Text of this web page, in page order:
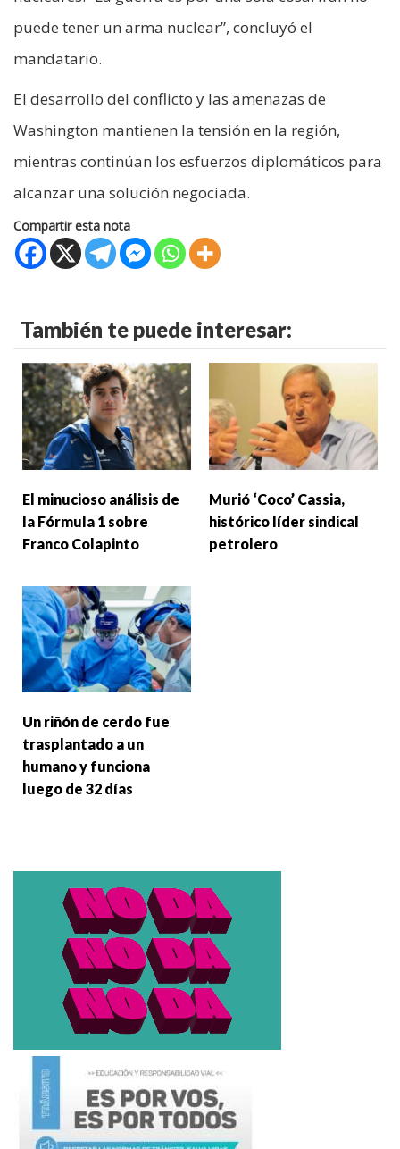
puede tener un arma nuclear”, concluyó el
mandatario.
El desarrollo del conflicto y las amenazas de
Washington mantienen la tensión en la región,
mientras continúan los esfuerzos diplomáticos para
alcanzar una solución negociada.
Compartir esta nota
También te puede interesar:
El minucioso análisis de
la Fórmula 1 sobre
Franco Colapinto
Murió ‘Coco’ Cassia,
histórico líder sindical
petrolero
Un riñón de cerdo fue
trasplantado a un
humano y funciona
luego de 32 días